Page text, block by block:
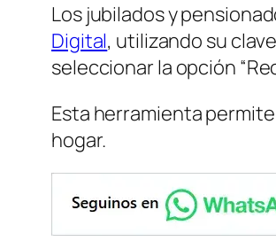
Los jubilados y
Digital, utilizando su
seleccionar la opción
Esta herramienta
hogar.